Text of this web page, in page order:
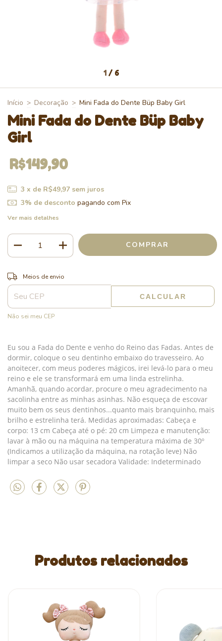
1/ 6
Início > Decoração > Mini Fada do Dente Büp Baby Girl
Mini Fada do Dente Büp Baby
Girl
R$149,90
3 x de R$49,97 sem juros
3% de desconto pagando com Pix
Ver mais detalhes
Entregas para o CEP:
Meios de envio
CALCULAR
Não sei meu CEP
Eu sou a Fada do Dente e venho do Reino das Fadas. Antes de
dormir, coloque o seu dentinho embaixo do travesseiro. Ao
anoitecer, com meus poderes mágicos, irei levá-lo para o meu
reino e ele se transformará em uma linda estrelinha.
Amanhã, quando acordar, procure o meu agradecimento na
sacolinha entre as minhas asinhas. Não esqueça de escovar
muito bem os seus dentinhos...quanto mais branquinho, mais
brilho e estrelinha terá. Medidas aproximadas: Cabeça e
corpo: 13 cm Cabeça até o pé: 20 cm Limpeza e manutenção:
lavar à mão ou na máquina na temperatura máxima de 30º
(Indicamos a utilização da máquina, na rotação leve) Não
limpar a seco Não usar secadora Validade: Indeterminado
Produtos relacionados